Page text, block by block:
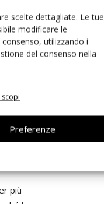
scelte dettagliate. Le tue
modificare le
utilizzando i
del consenso nella
scopi
Preferenze
a 35
di
dei
reti a
il 10 e il
più